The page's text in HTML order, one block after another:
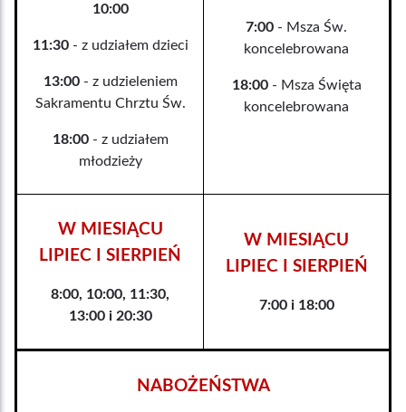
10:00
11:30- z udziałem dzieci
13:00- z udzieleniem
Sakramentu Chrztu Św.
18:00- z udziałem
młodzieży
7:00 - Msza Św.
koncelebrowana
18:00- Msza Święta
koncelebrowana
W MIESIĄCU
LIPIEC I SIERPIEŃ
8:00, 10:00, 11:30,
13:00 i 20:30
W MIESIĄCU
LIPIEC I SIERPIEŃ
7:00 i 18:00
NABOŻEŃSTWA